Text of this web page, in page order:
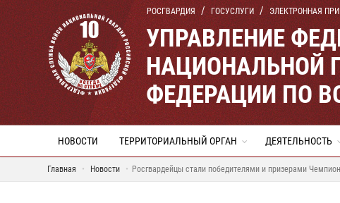
РОСГВАРДИЯ ГОСУСЛУГИ ЭЛЕКТРОННАЯ
УПРАВЛЕНИЕ
НАЦИОНАЛЬНОЙ
ФЕДЕРАЦИИ ПО
НОВОСТИ ТЕРРИТОРИАЛЬНЫЙ ОРГАН ДЕЯТЕЛЬНОСТЬ
Главная Новости Росгвардейцы стали победителями и призерами